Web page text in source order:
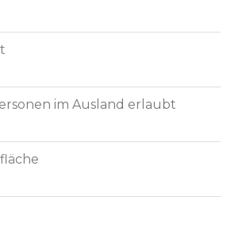
im Ausland erlaubt